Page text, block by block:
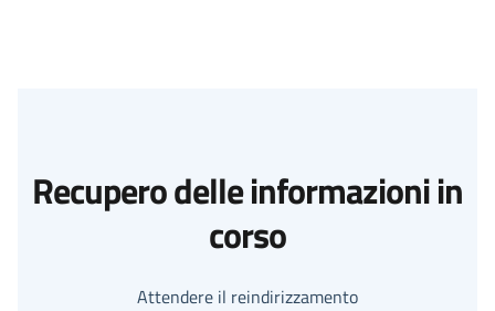
Recupero delle informazioni in
corso
Attendere il reindirizzamento